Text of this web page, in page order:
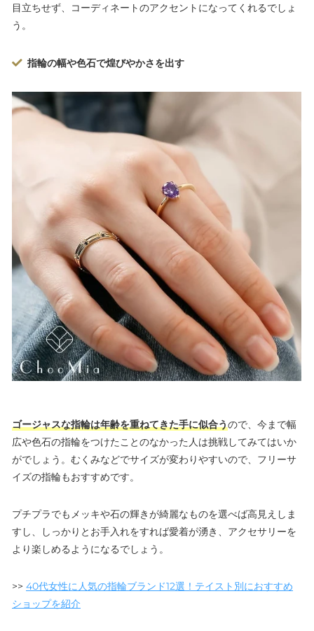
目立ちせず、コーディネートのアクセントになってくれるでしょ
う。
指輪の幅や色石で煌びやかさを出す
ゴージャスな指輪は年齢を重ねてきた手に似合うので、今まで幅
広や色石の指輪をつけたことのなかった人は挑戦してみてはいか
がでしょう。むくみなどでサイズが変わりやすいので、フリーサ
イズの指輪もおすすめです。
プチプラでもメッキや石の輝きが綺麗なものを選べば高見えしま
すし、しっかりとお手入れをすれば愛着が湧き、アクセサリーを
より楽しめるようになるでしょう。
>> 40代女性に人気の指輪ブランド12選！テイスト別におすすめ
ショップを紹介